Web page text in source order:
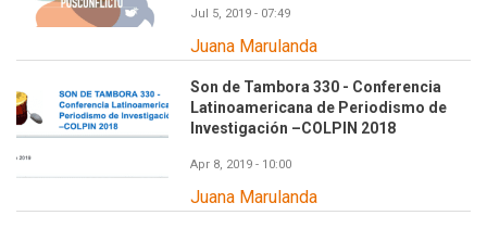
Jul 5, 2019 - 07:49
Juana Marulanda
Son de Tambora 330 - Conferencia
Latinoamericana de Periodismo de
Investigación –COLPIN 2018
Apr 8, 2019 - 10:00
Juana Marulanda